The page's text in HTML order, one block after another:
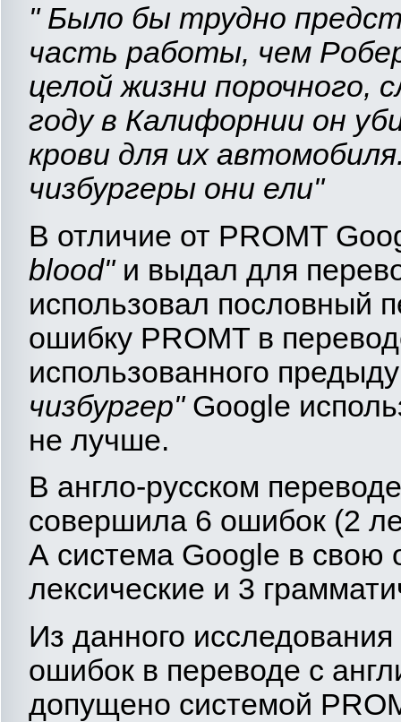
" Было бы трудно
часть работы, чем
целой жизни порочного,
году в Калифорнии он
крови для их
чизбургеры они ели"
В отличие от PROMT
blood"и выдал для
использовал пословный
ошибку PROMT в
использованного
чизбургер" Google
не лучше.
В англо-русском
совершила 6 ошибок (2
А система Google в свою
лексические и 3
Из данного
ошибок в переводе с
допущено системой